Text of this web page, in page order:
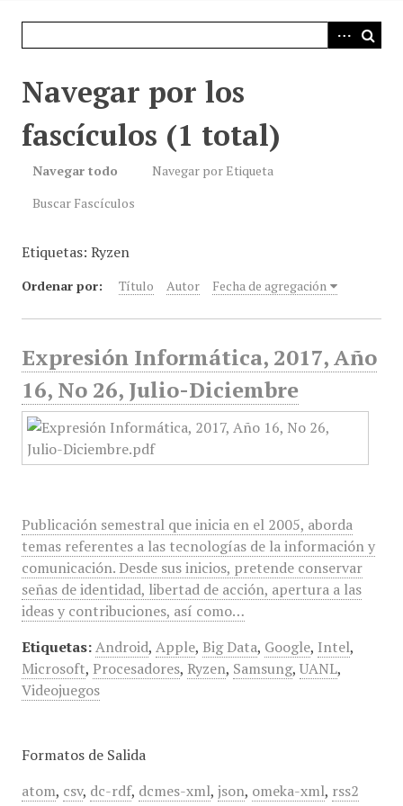
Navegar por los
fascículos (1 total)
Navegar todo
Navegar por Etiqueta
Buscar Fascículos
Etiquetas: Ryzen
Ordenar por: Título Autor Fecha de agregación
Expresión Informática, 2017, Año
16, No 26, Julio-Diciembre
Publicación semestral que inicia en el 2005, aborda
temas referentes a las tecnologías de la información y
comunicación. Desde sus inicios, pretende conservar
señas de identidad, libertad de acción, apertura a las
ideas y contribuciones, así como…
Etiquetas: Android, Apple, Big Data, Google, Intel,
Microsoft, Procesadores, Ryzen, Samsung, UANL,
Videojuegos
Formatos de Salida
atom, csv, dc-rdf, dcmes-xml, json, omeka-xml, rss2